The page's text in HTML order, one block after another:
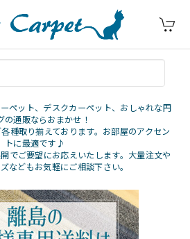
ペット、デスクカーペット、おしゃれな円
の通販ならおまかせ！
種取り揃えております。お部屋のアクセン
トに最適です♪
でご要望にお応えいたします。大量注文や
などもお気軽にご相談下さい。